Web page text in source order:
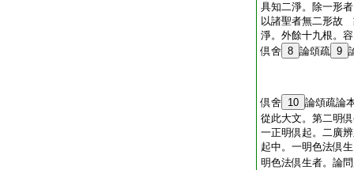
具知二淨。除一形
以諸聖者無二形故
淨。外餘十九根。
倶舍 8 論頌疏 9
倶舍 10 論頌疏論
從此大文。第二明
一正明倶起。二廣
起中。一明色法倶
明色法倶生者。論